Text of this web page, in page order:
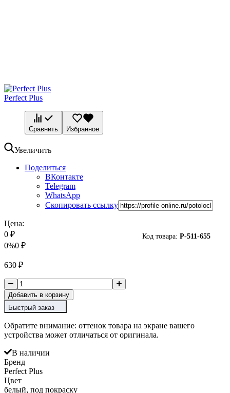
Perfect Plus
Сравнить Избранное
Увеличить
Поделиться
ВКонтакте
Telegram
WhatsApp
Скопировать ссылку
Код товара: P-511-655
Цена:
0 ₽
0%0 ₽
630 ₽
Добавить в корзину
Быстрый заказ
Обратите внимание: оттенок товара на экране вашего
устройства может отличаться от оригинала.
В наличии
Бренд
Perfect Plus
Цвет
белый, под покраску